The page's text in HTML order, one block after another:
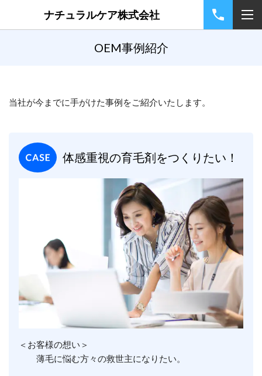
ナチュラルケア株式会社
OEM事例紹介
当社が今までに手がけた事例をご紹介いたします。
体感重視の育毛剤をつくりたい！
＜お客様の想い＞
薄毛に悩む方々の救世主になりたい。